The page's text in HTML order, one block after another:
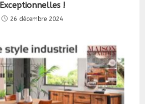
Exceptionnelles !
26 décembre 2024